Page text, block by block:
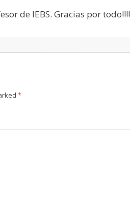
de IEBS. Gracias por todo!!!!
*